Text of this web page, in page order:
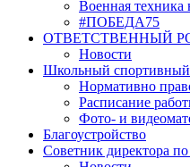
Военная
#ПОБЕДА75
ОТВЕТСТВЕННЫЙ
Новости
Школьный
Нормативно
Расписание
Фото- и
Благоустройство
Советник директора